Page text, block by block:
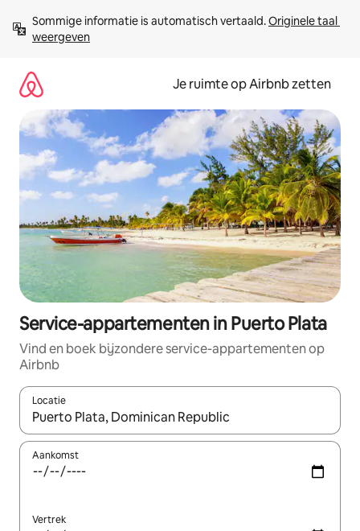
direct
naar
Sommige informatie is automatisch vertaald. Originele taal
weergeven
Je ruimte op Airbnb zetten
Service-appartementen in Puerto Plata
Vind en boek bijzondere service-appartementen op
Airbnb
Locatie
Wanneer er suggesties beschikbaar zijn, maak je een keuze
Aankomst
Vertrek